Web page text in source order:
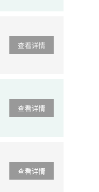
查看详情
查看详情
查看详情